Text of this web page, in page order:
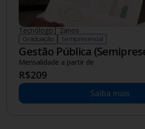
Tecnólogo| 2anos
Graduação Semipresencial
Gestão Pública
Mensalidade a partir de
R$209
Saiba mais